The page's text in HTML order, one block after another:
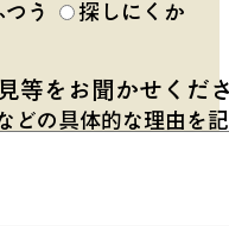
つう
探しにくか
等をお聞かせくだ
どの具体的な理由を